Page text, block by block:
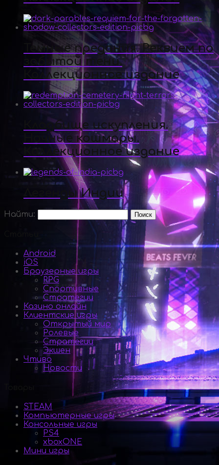
Темные предания. Реквием по
забытой тени.
Коллекционное издание
Кладбище искупления.
Ночные кошмары.
Коллекционное издание
Легенды Индии
Найти:
Android
iOS
Браузерные игры
RPG
Спортивные
Стратегии
Казино онлайн
Клиентские игры
Открытый мир
Ролевые
Стратегии
Экшен
Чтиво
Новости
STEAM
Компьютерные игры
Консольные игры
PS4
xboxONE
Мини игры